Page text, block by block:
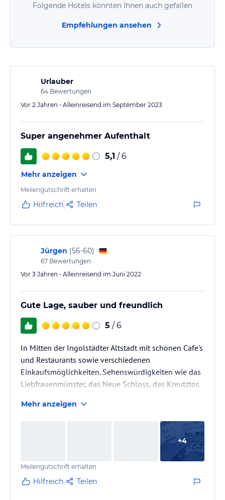
Folgende Hotels könnten Ihnen auch gefallen
Empfehlungen ansehen
Urlauber
64 Bewertungen
Vor 2 Jahren • Alleinreisend im September 2023
Super angenehmer Aufenthalt
5,1 / 6
Mehr anzeigen
Meilengutschrift erhalten
Hilfreich Teilen
Jürgen (56-60)
67 Bewertungen
Vor 3 Jahren • Alleinreisend im Juni 2022
Gute Lage, sauber und freundlich
5 / 6
In Mitten der Ingolstädter Altstadt mit schönen Cafe's
und Restaurants sowie verschiedenen
Einkaufsmöglichkeiten. Sehenswürdigkeiten wie das
Liebfrauenmünster, das Neue Schloss, das Kreutztor,
Sehenswürdigkeiten sin in ca. 15 - 20 min fußläufig
zu erreichen. Das Hotel selbst ist okay für einen
Kurzaufenthalt. Das Einbettzimmer war groß und
schaute auf den Hinterhof wo das im Erdgeschoß
Außenbereich hat und ein Gastro-Betrieb…
Mehr anzeigen
+4
Meilengutschrift erhalten
Hilfreich Teilen